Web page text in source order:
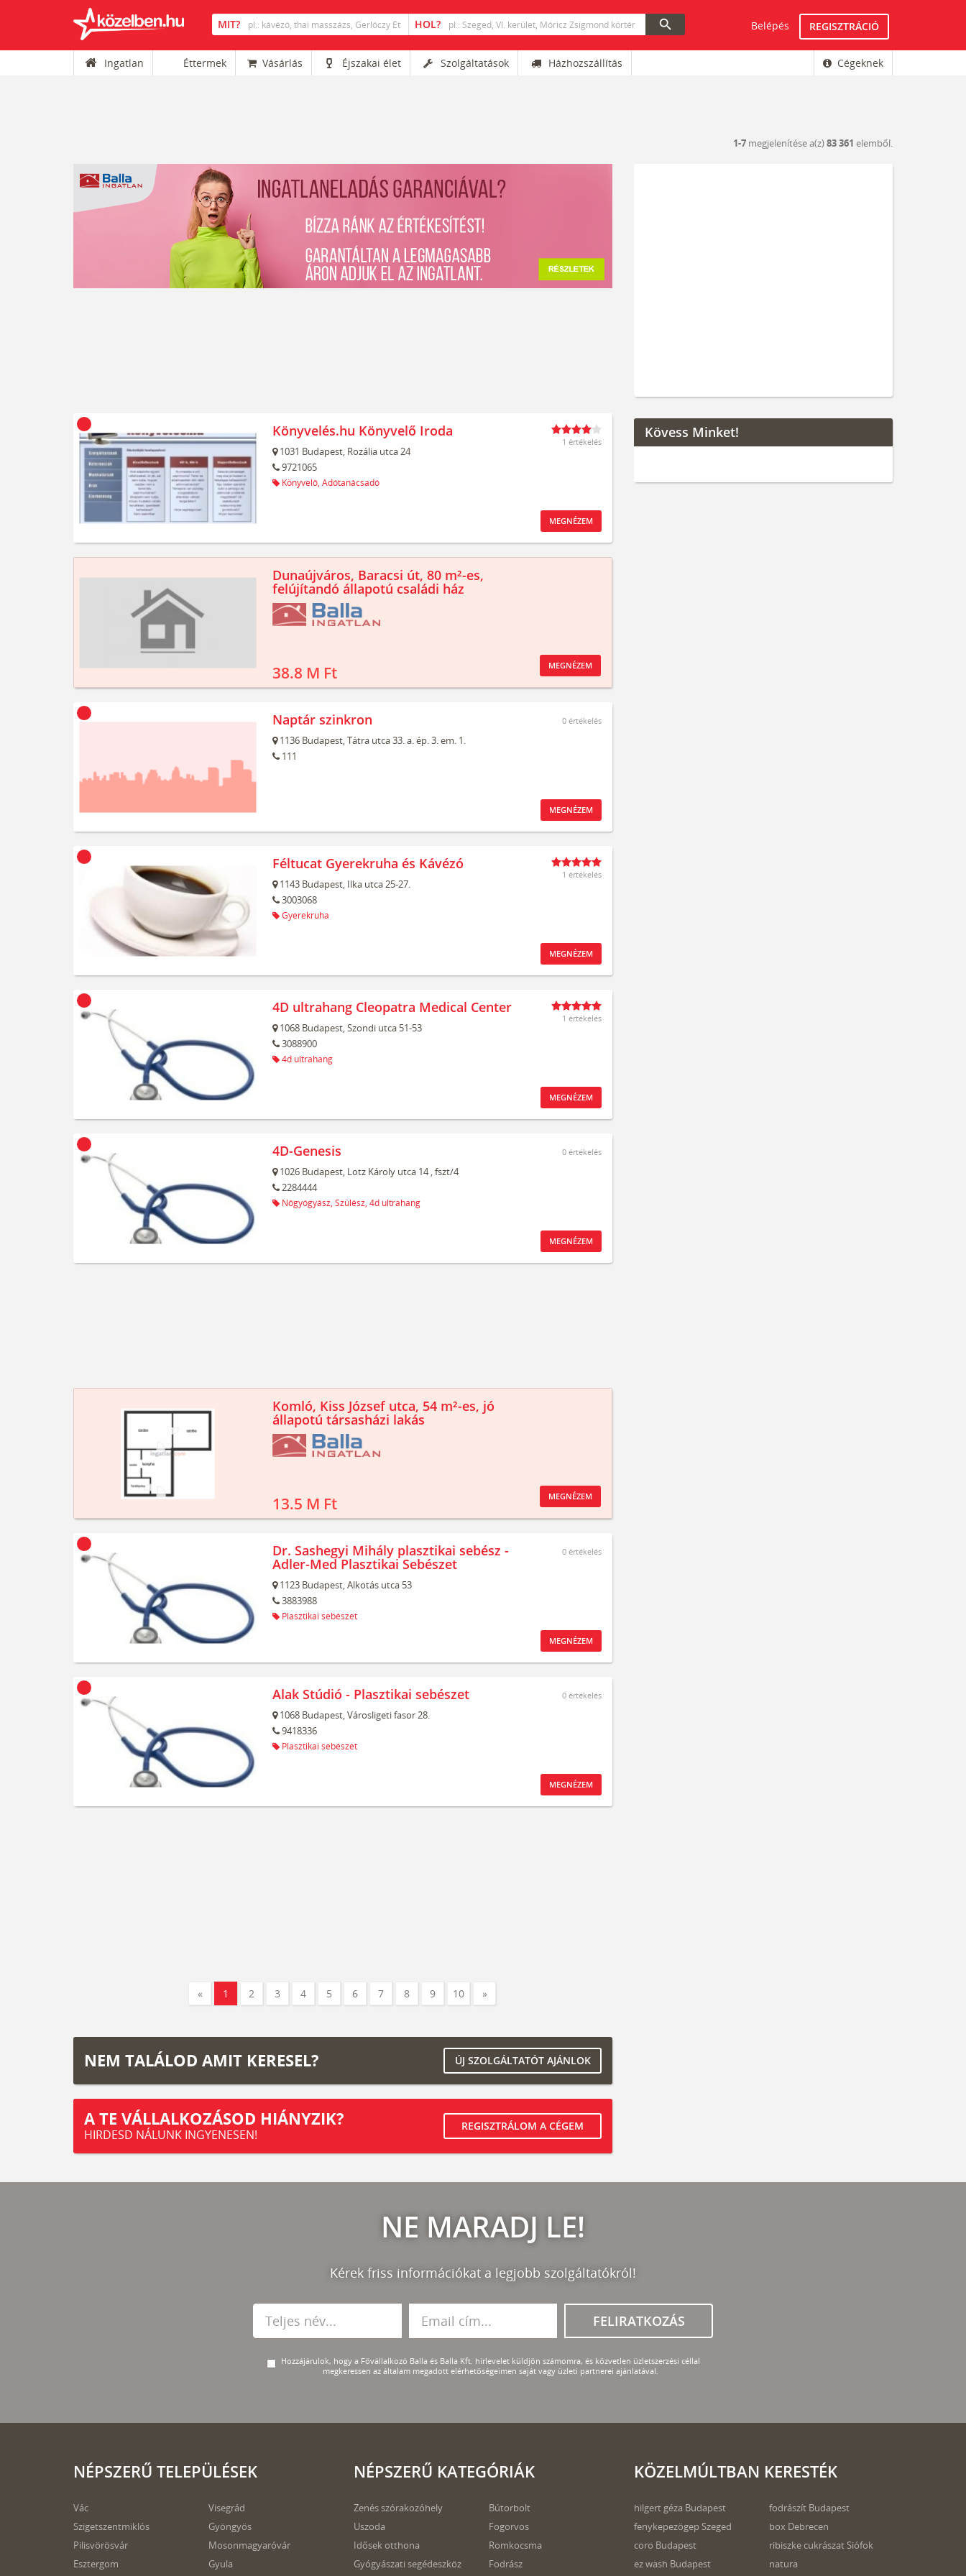
search Belépés REGISZTRÁCIÓ
Ingatlan Éttermek Vásárlás Éjszakai élet Szolgáltatások Házhozszállítás Cégeknek
1-7 megjelenítése a(z)83 361 elemből.
Könyvelés.hu Könyvelő Iroda
1031 Budapest, Rozália utca 24
9721065
Könyvelő, Adótanácsadó
1 értékelés
MEGNÉZEM
Dunaújváros, Baracsi út, 80 m²-es,
felújítandó állapotú családi ház
38.8 M Ft MEGNÉZEM
Naptár szinkron
1136 Budapest,Tátra utca 33. a. ép. 3. em. 1.
111
0 értékelés
MEGNÉZEM
Féltucat Gyerekruha és Kávézó
1143 Budapest, Ilka utca 25-27.
3003068
Gyerekruha
1 értékelés
MEGNÉZEM
4D ultrahang Cleopatra Medical Center
1068 Budapest,Szondi utca 51-53
3088900
4d ultrahang
1 értékelés
MEGNÉZEM
4D-Genesis
1026 Budapest, Lotz Károly utca 14, fszt/4
2284444
Nőgyógyász, Szülész, 4d ultrahang
0 értékelés
MEGNÉZEM
Komló, Kiss József utca, 54 m²-es, jó
állapotú társasházi lakás
13.5 M Ft MEGNÉZEM
Dr. Sashegyi Mihály plasztikai sebész -
Adler-Med Plasztikai Sebészet
1123 Budapest,Alkotás utca 53
3883988
Plasztikai sebészet
0 értékelés
MEGNÉZEM
Alak Stúdió - Plasztikai sebészet
1068 Budapest,Városligeti fasor 28.
9418336
Plasztikai sebészet
0 értékelés
MEGNÉZEM
« 1 2 3 4 5 6 7 8 9 10 »
NEM TALÁLOD AMIT KERESEL? ÚJ SZOLGÁLTATÓT AJÁNLOK
A TE VÁLLALKOZÁSOD HIÁNYZIK?
HIRDESD NÁLUNK INGYENESEN!
REGISZTRÁLOM A CÉGEM
Kövess Minket!
NE MARADJ LE!
Kérek friss információkat a legjobb szolgáltatókról!
FELIRATKOZÁS
Hozzájárulok, hogy a Fővállalkozó Balla és Balla Kft. hírlevelet küldjön számomra, és közvetlen üzletszerzési céllal
megkeressen az általam megadott elérhetőségeimen saját vagy üzleti partnerei ajánlatával.
NÉPSZERŰ TELEPÜLÉSEK
Vác
Szigetszentmiklós
Pilisvörösvár
Esztergom
Visegrád
Gyöngyös
Mosonmagyaróvár
Gyula
NÉPSZERŰ KATEGÓRIÁK
Zenés szórakozóhely
Uszoda
Idősek otthona
Gyógyászati segédeszköz
Bútorbolt
Fogorvos
Romkocsma
Fodrász
KÖZELMÚLTBAN KERESTÉK
hilgert géza Budapest
fenykepezögep Szeged
coro Budapest
ez wash Budapest
fodrászít Budapest
box Debrecen
ribiszke cukrászat Siófok
natura